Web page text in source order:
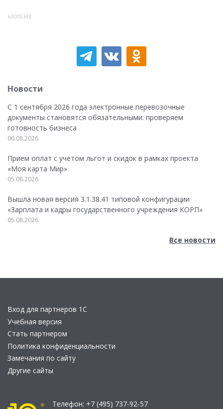
60000348
Новости
С 1 сентября 2026 года электронные перевозочные
документы становятся обязательными: проверяем
готовность бизнеса
06.08.2026
Прием оплат с учетом льгот и скидок в рамках проекта
«Моя карта Мир»
05.08.2026
Вышла новая версия 3.1.38.41 типовой конфигурации
«Зарплата и кадры государственного учреждения КОРП»
05.08.2026
Все новости
Вход для партнеров 1С
Учебная версия
Стать партнером
Политика конфиденциальности
Замечания по сайту
Другие сайты
Телефон: +7 (495) 737-92-57